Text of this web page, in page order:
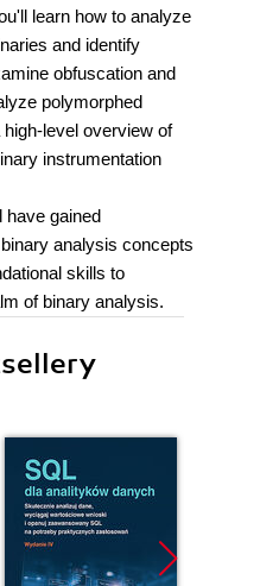
learn how to analyze
and identify
obfuscation and
polymorphed
level overview of
instrumentation
have gained
analysis concepts
skills to
of binary analysis.